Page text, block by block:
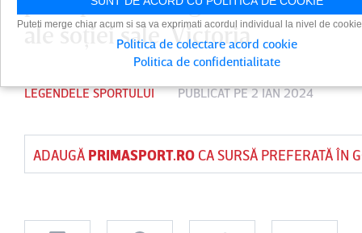
ale soţiei sale, Victoria
LEGENDELE SPORTULUI PUBLICAT PE 2 IAN 2024
ADAUGĂ PRIMASPORT.ROCA SURSĂ PREFERATĂ ÎN
Puteti merge chiar acum si sa va exprimati acordul individual la nivel de
Politica de colectare acord cookie
Politica de confidentialitate